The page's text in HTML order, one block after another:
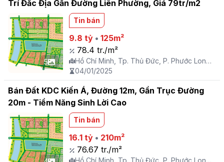
Trí Đắc Địa Gần Đường Liên Phường, Giá 79tr/m2
5
Tin bán
9.8 tỷ •125m²
78.4 tr./m²
Hồ Chí Minh, Tp. Thủ Đức, P. Phước Long
B
04/01/2025
Bán Đất KDC Kiến Á, Đường 12m, Gần Trục Đường
20m - Tiềm Năng Sinh Lời Cao
Tin bán
16.1 tỷ • 210m²
76.67 tr./m²
Hồ Chí Minh, Tp. Thủ Đức, P. Phước Long